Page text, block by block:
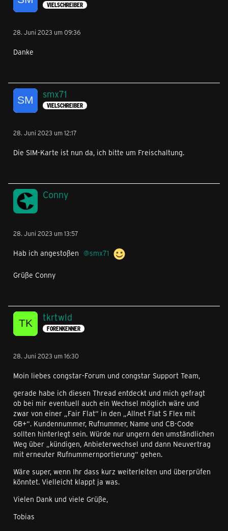
VIELSCHREIBER
28. Juni 2023 um 09:36
Danke
smx71
VIELSCHREIBER
28. Juni 2023 um 12:17
Die SIM-Karte ist nun da, ich bitte um Freischaltung.
Conny
28. Juni 2023 um 13:57
Hab ich angestoßen smx71
Grüße Conny
tkrtwld
FORENKENNER
28. Juni 2023 um 16:30
Moin liebes congstar-Forum und congstar Support Team,
gerade habe ich diesen Thread entdeckt und mich gefragt
ob bei mir eventuell auch ein Wechsel möglich wäre und
zwar von einer „Fair Flat“ in den „Allnet Flat S Flex mit
GB+“. Kundennummer, Rufnummer, Name und CB-Code
sollten hinterlegt sein. Würde nur ungern den umständlichen
Weg über „kündigen, Anbieterwechsel und dann Neuvertrag
mit erneuter Rufnummernportierung“ gehen.
Wäre super, wenn Ihr dass kurz weiterleiten und überprüfen
könntet. Vielleicht klappt ja was.
Vielen Dank und viele Grüße,
Tobias